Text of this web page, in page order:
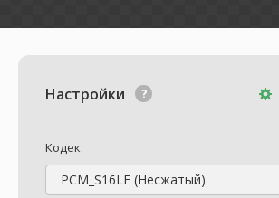
Настройки
Кодек:
PCM_S16LE (Несжатый)